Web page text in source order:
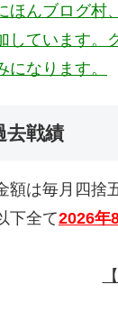
ほんブログ村
しています。
になります。
去戦績
額は毎月四捨
下全て2026年